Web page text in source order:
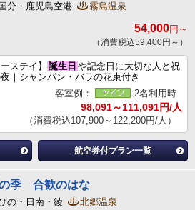
分・鹿児島空港 霧島温泉
54,000円～
（消費税込59,400円～）
ステイ】 誕生日 や記念日に大切な人と祝
｜シャンパン・バラの花束付き
客室例：
2名利用時
98,091～111,091円/人
（消費税込107,900～122,200円/人）
航空券付プラン一覧
季 合歓のはな
の・日南・綾 北郷温泉